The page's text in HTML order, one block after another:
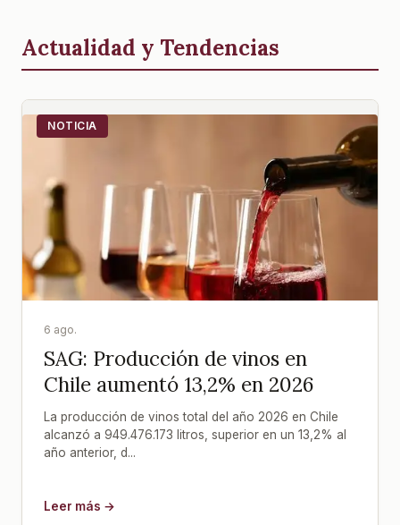
Actualidad y Tendencias
NOTICIA
6 ago.
SAG: Producción de vinos en
Chile aumentó 13,2% en 2026
La producción de vinos total del año 2026 en Chile
alcanzó a 949.476.173 litros, superior en un 13,2% al
año anterior, d...
Leer más →